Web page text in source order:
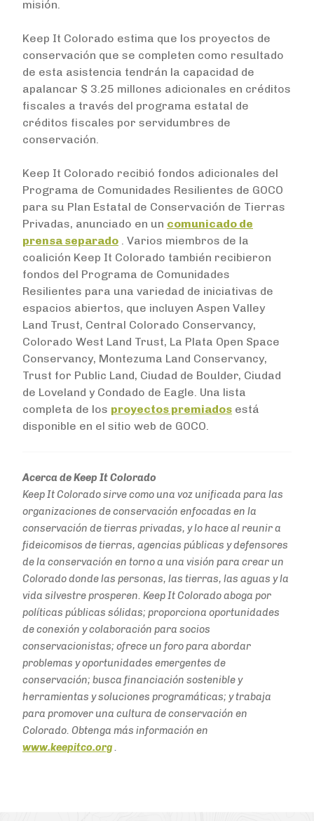
misión.
Keep It Colorado estima que los proyectos de
conservación que se completen como resultado
de esta asistencia tendrán la capacidad de
apalancar $ 3.25 millones adicionales en créditos
fiscales a través del programa estatal de
créditos fiscales por servidumbres de
conservación.
Keep It Colorado recibió fondos adicionales del
Programa de Comunidades Resilientes de GOCO
para su Plan Estatal de Conservación de Tierras
Privadas, anunciado en un comunicado de
prensa separado . Varios miembros de la
coalición Keep It Colorado también recibieron
fondos del Programa de Comunidades
Resilientes para una variedad de iniciativas de
espacios abiertos, que incluyen Aspen Valley
Land Trust, Central Colorado Conservancy,
Colorado West Land Trust, La Plata Open Space
Conservancy, Montezuma Land Conservancy,
Trust for Public Land, Ciudad de Boulder, Ciudad
de Loveland y Condado de Eagle. Una lista
completa de los proyectos premiados está
disponible en el sitio web de GOCO.
Acerca de Keep It Colorado
Keep It Colorado sirve como una voz unificada para las
organizaciones de conservación enfocadas en la
conservación de tierras privadas, y lo hace al reunir a
fideicomisos de tierras, agencias públicas y defensores
de la conservación en torno a una visión para crear un
Colorado donde las personas, las tierras, las aguas y la
vida silvestre prosperen. Keep It Colorado aboga por
políticas públicas sólidas; proporciona oportunidades
de conexión y colaboración para socios
conservacionistas; ofrece un foro para abordar
problemas y oportunidades emergentes de
conservación; busca financiación sostenible y
herramientas y soluciones programáticas; y trabaja
para promover una cultura de conservación en
Colorado. Obtenga más información en
www.keepitco.org.